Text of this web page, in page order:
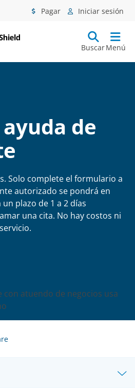
Pagar Iniciar sesión
BuscarMenú
de
Solo complete el formulario a
autorizado se pondrá en
plazo de 1 a 2 días
una cita. No hay costos ni